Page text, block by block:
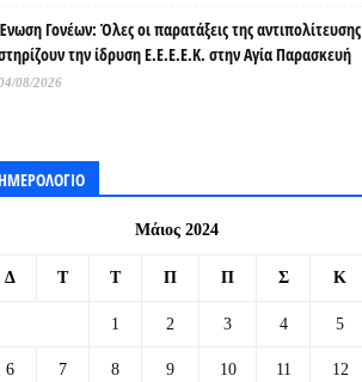
Γονέων: Όλες οι παρατάξεις της αντιπολίτευσης
την ίδρυση Ε.Ε.Ε.Ε.Κ. στην Αγία Παρασκευή
08/2026
Μάιος 2024
Δ Τ Τ Π Π Σ Κ
1 2 3 4 5
6 7 8 9 10 11 12